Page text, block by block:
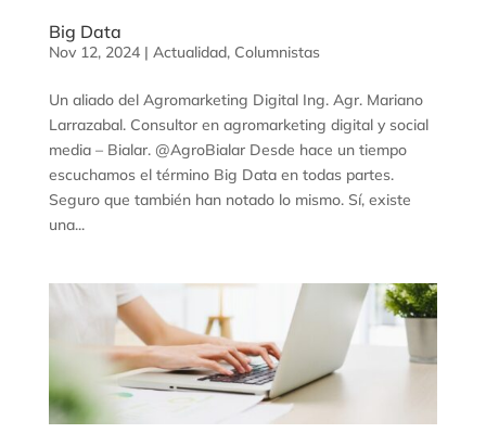
Big Data
Nov 12, 2024| Actualidad, Columnistas
Un aliado del Agromarketing Digital Ing. Agr. Mariano
Larrazabal. Consultor en agromarketing digital y social
media – Bialar. @AgroBialar Desde hace un tiempo
escuchamos el término Big Data en todas partes.
Seguro que también han notado lo mismo. Sí, existe
una...